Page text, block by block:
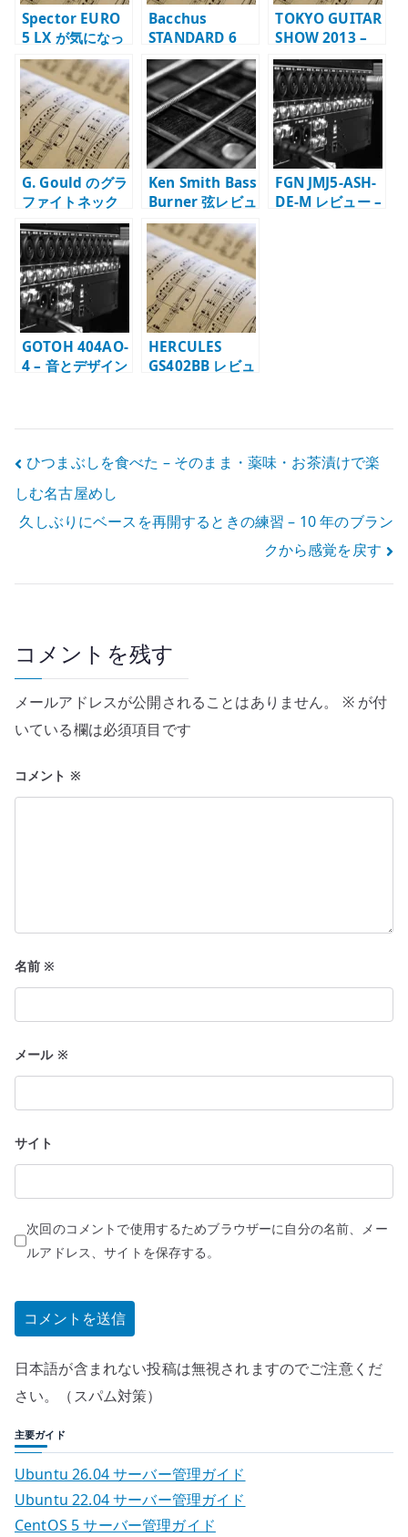
Spector EURO
5 LX が気になっ
た理由 – NS ボデ
ィ、35 インチ、
EMG を見る
Bacchus
STANDARD 6
DX が気になった
理由 – Bartolini
搭載 6 弦を仕様
から見る
TOKYO GUITAR
SHOW 2013 –
高級ベースを見
て音楽熱が戻っ
た日
G. Gould のグラ
ファイトネック
ベースに惹かれ
た理由 – 6 弦で
見る構造と注意
点
Ken Smith Bass
Burner 弦レビュ
ー – 5 弦・6 弦の
ゲージと Taper
Core
FGN JMJ5-ASH-
DE-M レビュー –
GOTOH 404AO-
4 – 音とデザイン
HERCULES
GS402BB レビュ
ースタンド
投
稿
ナ
ビ
ー
シ
ョ
ン
ひつまぶしを食べた – そのまま・薬味・お茶漬けで楽
しむ名古屋めし
久しぶりにベースを再開するときの練習 – 10 年のブラン
クから感覚を戻す
コメントを残す
メールアドレスが公開されることはありません。 ※が付
いている欄は必須項目です
コメント ※
名前※
メール ※
サイト
次回のコメントで使用するためブラウザーに自分の名前、メー
ルアドレス、サイトを保存する。
日本語が含まれない投稿は無視されますのでご注意くだ
さい。（スパム対策）
主要ガイド
Ubuntu 26.04 サーバー管理ガイド
Ubuntu 22.04 サーバー管理ガイド
CentOS 5 サーバー管理ガイド